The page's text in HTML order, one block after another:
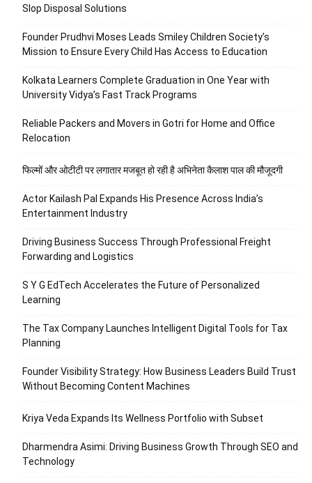
Slop Disposal Solutions
Founder Prudhvi Moses Leads Smiley Children Society’s
Mission to Ensure Every Child Has Access to Education
Kolkata Learners Complete Graduation in One Year with
University Vidya’s Fast Track Programs
Reliable Packers and Movers in Gotri for Home and Office
Relocation
फिल्मों और ओटीटी पर लगातार मजबूत हो रही है अभिनेता कैलाश पाल की मौजूदगी
Actor Kailash Pal Expands His Presence Across India’s
Entertainment Industry
Driving Business Success Through Professional Freight
Forwarding and Logistics
S Y G EdTech Accelerates the Future of Personalized
Learning
The Tax Company Launches Intelligent Digital Tools for Tax
Planning
Founder Visibility Strategy: How Business Leaders Build Trust
Without Becoming Content Machines
Kriya Veda Expands Its Wellness Portfolio with Subset
Dharmendra Asimi: Driving Business Growth Through SEO and
Technology